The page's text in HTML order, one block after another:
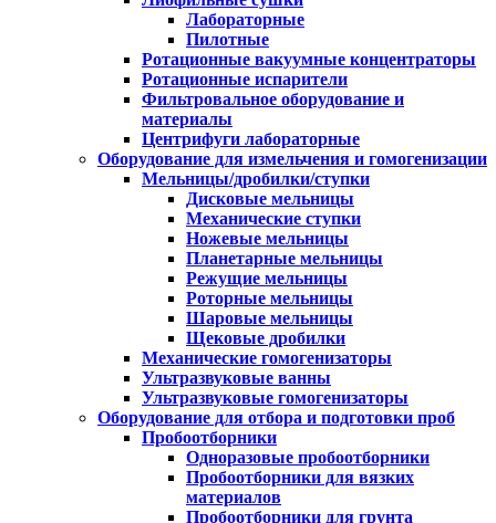
Лабораторные
Пилотные
Ротационные вакуумные концентраторы
Ротационные испарители
Фильтровальное оборудование и
материалы
Центрифуги лабораторные
Оборудование для измельчения и гомогенизации
Мельницы/дробилки/ступки
Дисковые мельницы
Механические ступки
Ножевые мельницы
Планетарные мельницы
Режущие мельницы
Роторные мельницы
Шаровые мельницы
Щековые дробилки
Механические гомогенизаторы
Ультразвуковые ванны
Ультразвуковые гомогенизаторы
Оборудование для отбора и подготовки проб
Пробоотборники
Одноразовые пробоотборники
Пробоотборники для вязких
материалов
Пробоотборники для грунта